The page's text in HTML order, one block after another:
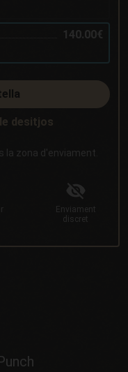
140.00€
desitjos
la zona d'enviament.
Enviament
discret